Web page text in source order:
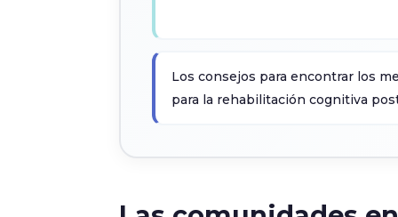
Los consejos para encontrar los
para la rehabilitación cognitiva